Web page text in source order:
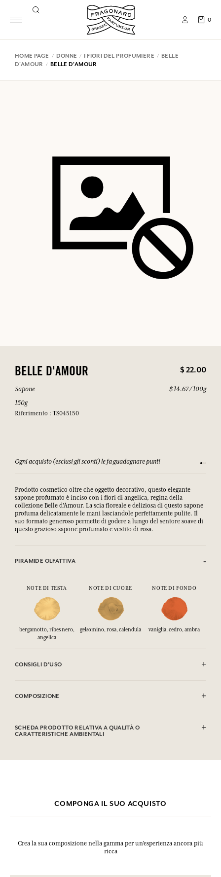
0
HOME PAGE DONNE I FIORI DEL PROFUMIERE
BELLE
D'AMOUR
BELLE D'AMOUR
BELLE D'AMOUR $ 22.00
Sapone
150g
Riferimento : TS045150
$ 14.67 / 100g
Ogni acquisto (esclusi gli sconti) le fa guadagnare punti
Prodotto cosmetico oltre che oggetto decorativo, questo elegante
sapone profumato è inciso con i fiori di angelica, regina della
collezione Belle d'Amour. La scia floreale e deliziosa di questo sapone
profuma delicatamente le mani lasciandole perfettamente pulite. Il
suo formato generoso permette di godere a lungo del sentore soave di
questo grazioso sapone profumato e vestito di rosa.
PIRAMIDE OLFATTIVA
NOTE DI TESTA NOTE DI CUORE NOTE DI FONDO
bergamotto, ribes nero,
angelica
gelsomino, rosa, calendula vaniglia, cedro, ambra
CONSIGLI D'USO
GLI OCCHI SCIACQUARE ACCURATAMENTE.
COMPOSIZIONE
Parfum (Fragrance), Palm Kernel Acid, Glycerin, Sodium
Chloride, Tetrasodium Etidronate, Linalool, Limonene,
SCHEDA PRODOTTO RELATIVA A QUALITÀ O
CARATTERISTICHE AMBIENTALI
Si prega di consultare le qualità o le caratteristiche ambientali
COMPONGA IL SUO ACQUISTO
Crea la sua composizione nella gamma per un’esperienza ancora più
ricca